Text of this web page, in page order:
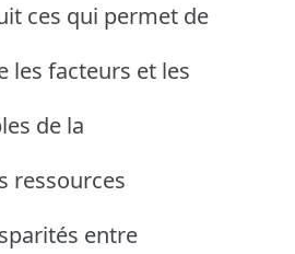
ces qui permet de
les facteurs et les
de la
ressources
entre